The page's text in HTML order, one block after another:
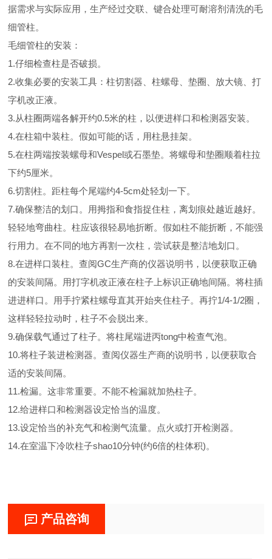
据需求与实际应用，生产经过交联、键合处理可耐溶剂清洗的毛
细管柱。
毛细管柱的安装：
1.仔细检查柱是否破损。
2.收集必要的安装工具：柱切割器、柱螺母、垫圈、放大镜、打
字机改正液。
3.从柱圈两端各解开约0.5米的柱，以便进样口和检测器安装。
4.在柱箱中装柱。假如可能的话，用柱悬挂架。
5.在柱两端按装螺母和Vespel或石墨垫。将螺母和垫圈顺着柱拉
下约5厘米。
6.切割柱。距柱每个尾端约4-5cm处轻划一下。
7.确保整洁的划口。用拇指和食指捉住柱，离划痕处越近越好。
轻轻地弯曲柱。柱应该很轻易地折断。假如柱不能折断，不能强
行用力。在不同的地方再割一次柱，尝试获是整洁地划口。
8.在进样口装柱。查阅GC生产商的仪器说明书，以便获取正确
的安装间隔。用打字机改正液在柱子上标识正确地间隔。将柱插
进进样口。用手拧紧柱螺母直其开始夹住柱子。再拧1/4-1/2圈，
这样轻轻拉动时，柱子不会脱出来。
9.确保载气通过了柱子。将柱尾端进丙tong中检查气泡。
10.将柱子装进检测器。查阅仪器生产商的说明书，以便获取合
适的安装间隔。
11.检漏。这非常重要。不能不检漏就加热柱子。
12.给进样口和检测器设定恰当的温度。
13.设定恰当的补充气和检测气流量。点火或打开检测器。
14.在室温下冷吹柱子shao10分钟(约6倍的柱体积)。
产品咨询